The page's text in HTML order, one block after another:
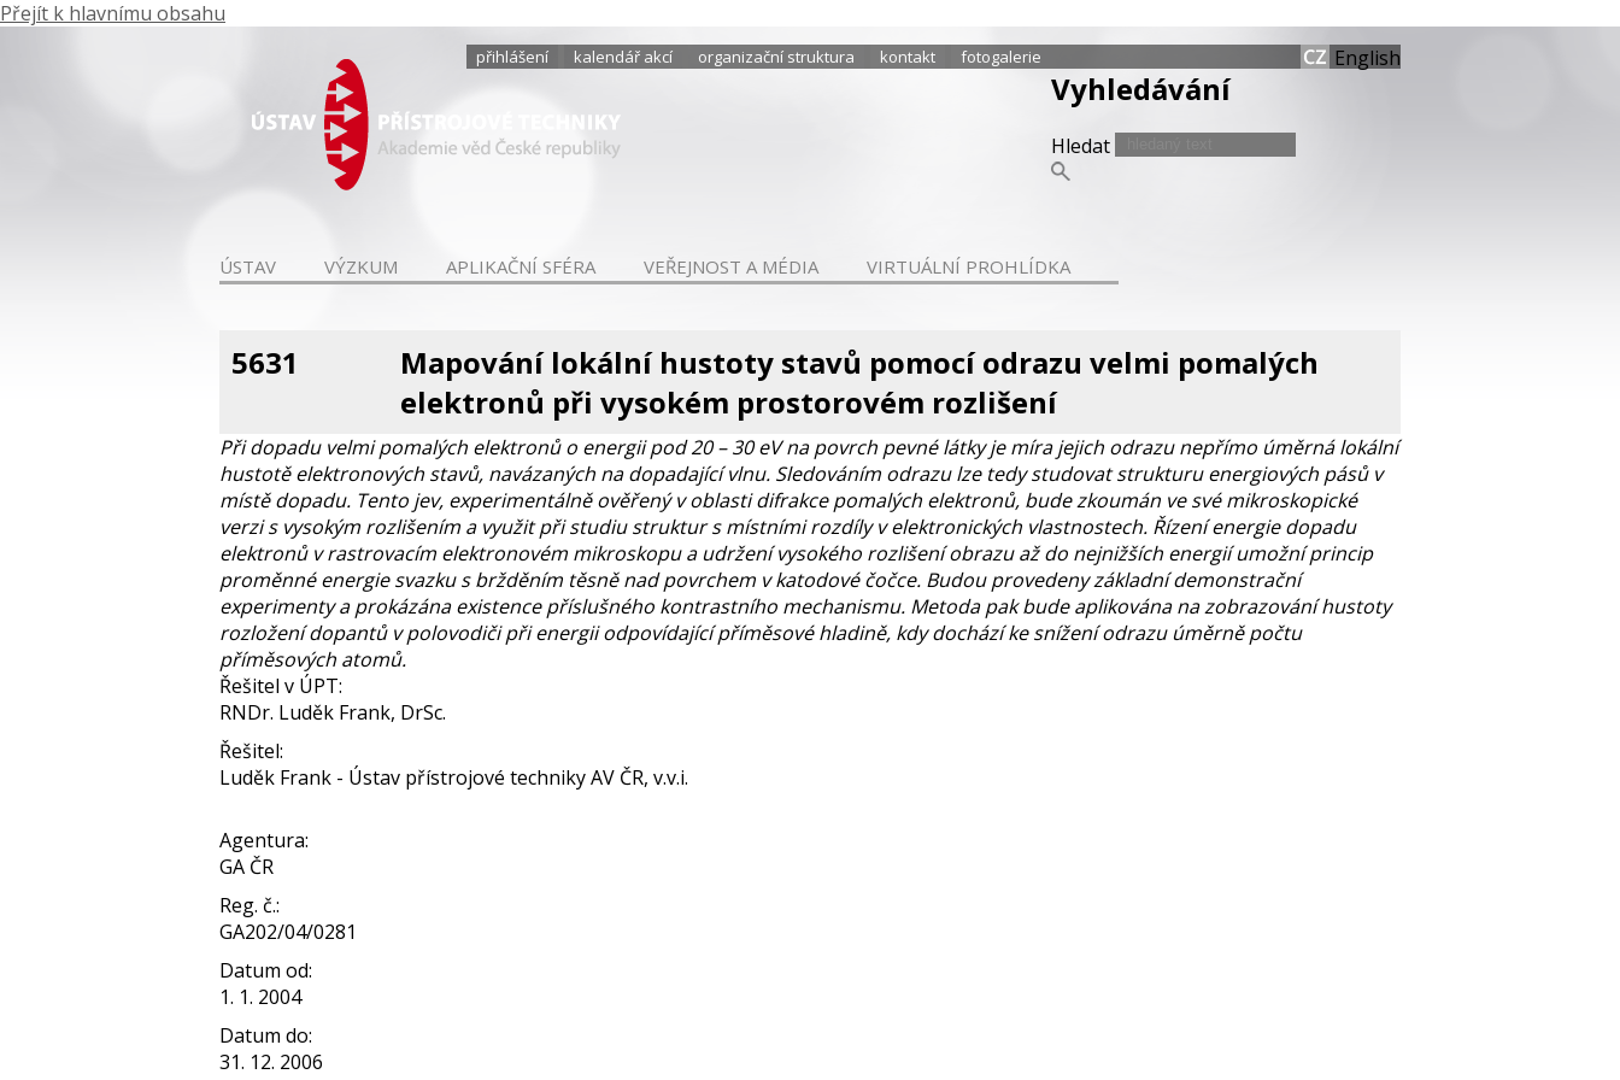
Přejít k hlavnímu obsahu
přihlášení kalendář akcí organizační struktura kontakt fotogalerie
Vyhledávání
Hledat
English
ÚSTAV VÝZKUM APLIKAČNÍ SFÉRA VEŘEJNOST A MÉDIA VIRTUÁLNÍ PROHLÍDKA
5631
Mapování lokální hustoty stavů pomocí odrazu velmi pomalých
elektronů při vysokém prostorovém rozlišení
Při dopadu velmi pomalých elektronů o energii pod 20 – 30 eV na povrch pevné látky je míra jejich odrazu nepřímo úměrná lokální
hustotě elektronových stavů, navázaných na dopadající vlnu. Sledováním odrazu lze tedy studovat strukturu energiových pásů v
místě dopadu. Tento jev, experimentálně ověřený v oblasti difrakce pomalých elektronů, bude zkoumán ve své mikroskopické
verzi s vysokým rozlišením a využit při studiu struktur s místními rozdíly v elektronických vlastnostech. Řízení energie dopadu
elektronů v rastrovacím elektronovém mikroskopu a udržení vysokého rozlišení obrazu až do nejnižších energií umožní princip
proměnné energie svazku s bržděním těsně nad povrchem v katodové čočce. Budou provedeny základní demonstrační
experimenty a prokázána existence příslušného kontrastního mechanismu. Metoda pak bude aplikována na zobrazování hustoty
rozložení dopantů v polovodiči při energii odpovídající příměsové hladině, kdy dochází ke snížení odrazu úměrně počtu
příměsových atomů.
Řešitel v ÚPT:
RNDr. Luděk Frank, DrSc.
Řešitel:
Luděk Frank - Ústav přístrojové techniky AV ČR, v.v.i.
Agentura:
GA ČR
Reg. č.:
GA202/04/0281
Datum od:
1. 1. 2004
Datum do:
31. 12. 2006